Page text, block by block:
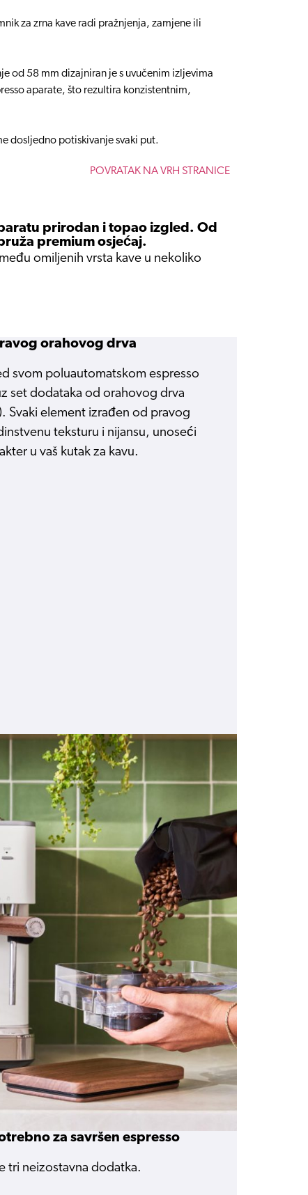
za zrna kave radi pražnjenja, zamjene ili
od 58 mm dizajniran je s uvučenim izljevima
aparate, što rezultira konzistentnim,
dosljedno potiskivanje svaki put.
POVRATAK NA VRH STRANICE
prirodan i topao izgled. Od
premium osjećaj.
omiljenih vrsta kave u nekoliko
orahovog drva
svom poluautomatskom espresso
set dodataka od orahovog drva
Svaki element izrađen od pravog
teksturu i nijansu, unoseći
u vaš kutak za kavu.
za savršen espresso
tri neizostavna dodatka.